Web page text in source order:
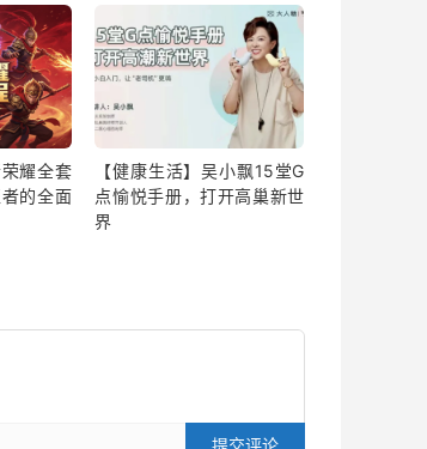
荣耀全套
的全面
【健康生活】吴小飘15堂G
点愉悦手册，打开高巢新世
界